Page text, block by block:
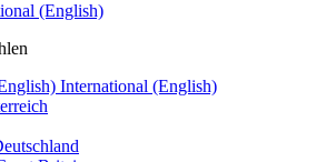
(English)
International (English)